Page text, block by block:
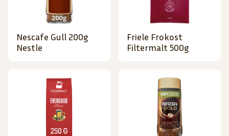
Nescafe Gull 200g
Nestle
Friele Frokost
Filtermalt 500g